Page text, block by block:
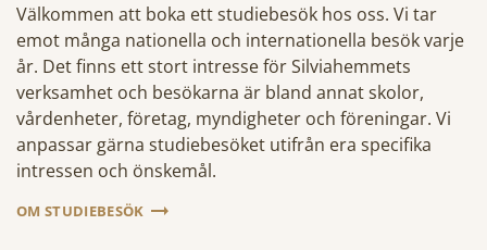
Välkommen att boka ett studiebesök hos oss. Vi tar
emot många nationella och internationella besök varje
år. Det finns ett stort intresse för Silviahemmets
verksamhet och besökarna är bland annat skolor,
vårdenheter, företag, myndigheter och föreningar. Vi
anpassar gärna studiebesöket utifrån era specifika
intressen och önskemål.
OM STUDIEBESÖK